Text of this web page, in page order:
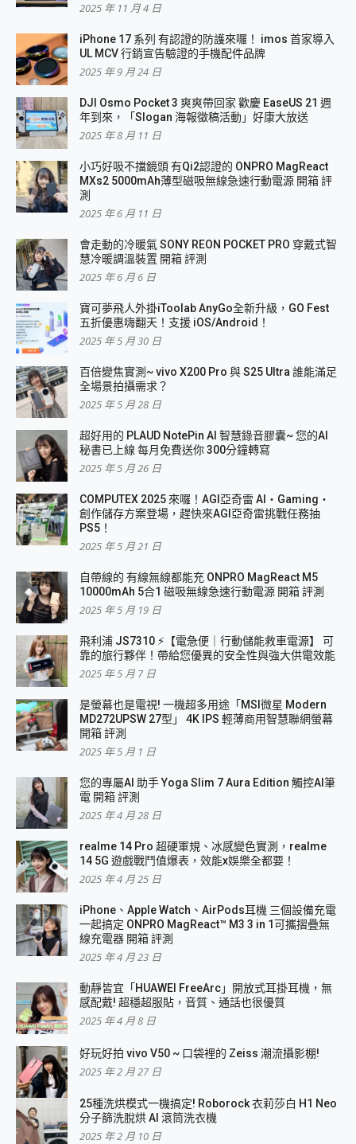
2025 年 11 月 4 日
iPhone 17 系列 有認證的防護來囉！ imos 首家導入
UL MCV 行銷宣告驗證的手機配件品牌
2025 年 9 月 24 日
DJI Osmo Pocket 3 爽爽帶回家 歡慶 EaseUS 21 週
年到來，「Slogan 海報徵稿活動」好康大放送
2025 年 8 月 11 日
小巧好吸不擋鏡頭 有Qi2認證的 ONPRO MagReact
MXs2 5000mAh薄型磁吸無線急速行動電源 開箱 評
測
2025 年 6 月 11 日
會走動的冷暖氣 SONY REON POCKET PRO 穿戴式智
慧冷暖調溫裝置 開箱 評測
2025 年 6 月 6 日
寶可夢飛人外掛iToolab AnyGo全新升級，GO Fest
五折優惠嗨翻天！支援 iOS/Android！
2025 年 5 月 30 日
百倍變焦實測~ vivo X200 Pro 與 S25 Ultra 誰能滿足
全場景拍攝需求？
2025 年 5 月 28 日
超好用的 PLAUD NotePin AI 智慧錄音膠囊~ 您的AI
秘書已上線 每月免費送你 300分鐘轉寫
2025 年 5 月 26 日
COMPUTEX 2025 來囉！AGI亞奇雷 AI・Gaming・
創作儲存方案登場，趕快來AGI亞奇雷挑戰任務抽
PS5！
2025 年 5 月 21 日
自帶線的 有線無線都能充 ONPRO MagReact M5
10000mAh 5合1 磁吸無線急速行動電源 開箱 評測
2025 年 5 月 19 日
飛利浦 JS7310 ⚡【電急便｜行動儲能救車電源】 可
靠的旅行夥伴！帶給您優異的安全性與強大供電效能
2025 年 5 月 7 日
是螢幕也是電視! 一機超多用途「MSI微星 Modern
MD272UPSW 27型」 4K IPS 輕薄商用智慧聯網螢幕
開箱 評測
2025 年 5 月 1 日
您的專屬AI 助手 Yoga Slim 7 Aura Edition 觸控AI筆
電 開箱 評測
2025 年 4 月 28 日
realme 14 Pro 超硬軍規、冰感變色實測，realme
14 5G 遊戲戰鬥值爆表，效能x娛樂全都要！
2025 年 4 月 25 日
iPhone、Apple Watch、AirPods耳機 三個設備充電
一起搞定 ONPRO MagReact™ M3 3 in 1可攜摺疊無
線充電器 開箱 評測
2025 年 4 月 23 日
動靜皆宜「HUAWEI FreeArc」開放式耳掛耳機，無
感配戴! 超穩超服貼，音質、通話也很優質
2025 年 4 月 8 日
好玩好拍 vivo V50 ~ 口袋裡的 Zeiss 潮流攝影棚!
2025 年 2 月 27 日
25種洗烘模式一機搞定! Roborock 衣莉莎白 H1 Neo
分子篩洗脫烘 AI 滾筒洗衣機
2025 年 2 月 10 日